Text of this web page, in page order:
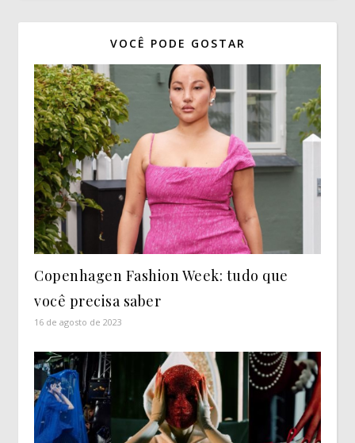
VOCÊ PODE GOSTAR
Copenhagen Fashion Week: tudo que
você precisa saber
16 de agosto de 2023